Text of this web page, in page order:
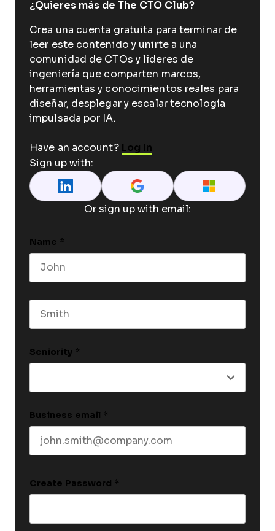
¿Quieres más de The CTO Club?
Crea una cuenta gratuita para terminar de
leer este contenido y unirte a una
comunidad de CTOs y líderes de
ingeniería que comparten marcos,
herramientas y conocimientos reales para
diseñar, desplegar y escalar tecnología
impulsada por IA.
Have an account? Log In
Sign up with:
Or sign up with email:
Name *
Seniority *
Business email *
Create Password *